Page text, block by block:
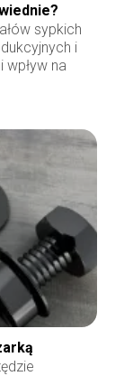
sypkich
i
na